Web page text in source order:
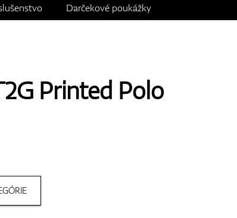
Darčekové poukážky
Printed Polo